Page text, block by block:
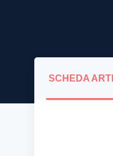
SCHEDA